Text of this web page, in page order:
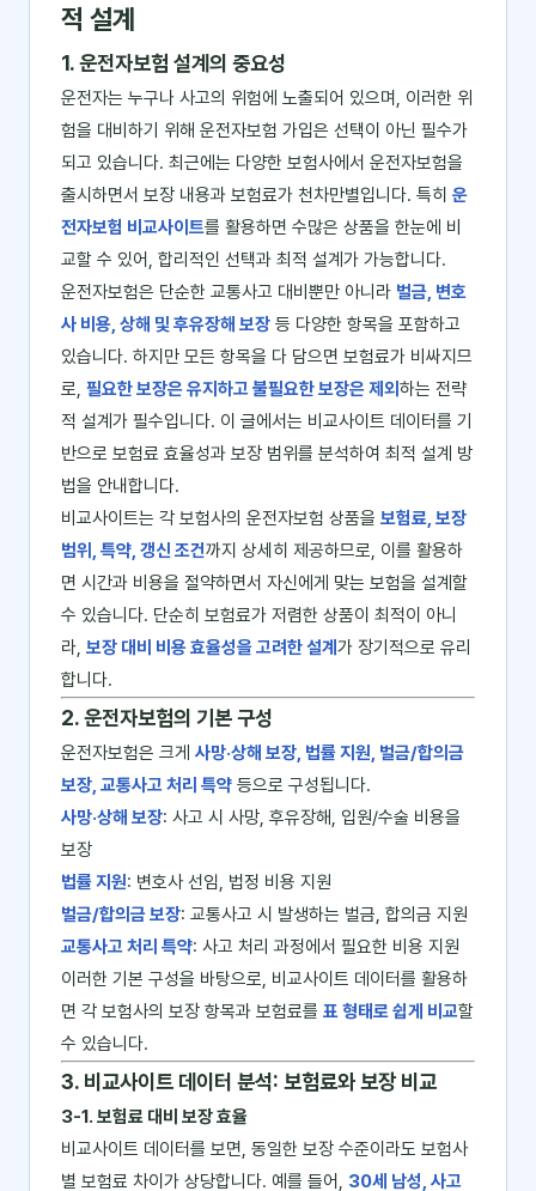
적 설계
1. 운전자보험 설계의 중요성
운전자는 누구나 사고의 위험에 노출되어 있으며, 이러한 위
험을 대비하기 위해 운전자보험 가입은 선택이 아닌 필수가
되고 있습니다. 최근에는 다양한 보험사에서 운전자보험을
출시하면서 보장 내용과 보험료가 천차만별입니다. 특히 운
전자보험 비교사이트를 활용하면 수많은 상품을 한눈에 비
교할 수 있어, 합리적인 선택과 최적 설계가 가능합니다.
운전자보험은 단순한 교통사고 대비뿐만 아니라 벌금, 변호
사 비용, 상해 및 후유장해 보장 등 다양한 항목을 포함하고
있습니다. 하지만 모든 항목을 다 담으면 보험료가 비싸지므
로, 필요한 보장은 유지하고 불필요한 보장은 제외 하는 전략
적 설계가 필수입니다. 이 글에서는 비교사이트 데이터를 기
반으로 보험료 효율성과 보장 범위를 분석하여 최적 설계 방
법을 안내합니다.
비교사이트는 각 보험사의 운전자보험 상품을 보험료, 보장
범위, 특약, 갱신 조건까지 상세히 제공하므로, 이를 활용하
면 시간과 비용을 절약하면서 자신에게 맞는 보험을 설계할
수 있습니다. 단순히 보험료가 저렴한 상품이 최적이 아니
라, 보장 대비 비용 효율성을 고려한 설계 가 장기적으로 유리
합니다.
2. 운전자보험의 기본 구성
운전자보험은 크게 사망·상해 보장, 법률 지원, 벌금/합의금
보장, 교통사고 처리 특약 등으로 구성됩니다.
사망·상해 보장: 사고 시 사망, 후유장해, 입원/수술 비용을
보장
법률 지원: 변호사 선임, 법정 비용 지원
벌금/합의금 보장: 교통사고 시 발생하는 벌금, 합의금 지원
교통사고 처리 특약: 사고 처리 과정에서 필요한 비용 지원
이러한 기본 구성을 바탕으로, 비교사이트 데이터를 활용하
면 각 보험사의 보장 항목과 보험료를 표 형태로 쉽게 비교할
수 있습니다.
3. 비교사이트 데이터 분석: 보험료와 보장 비교
3-1. 보험료 대비 보장 효율
비교사이트 데이터를 보면, 동일한 보장 수준이라도 보험사
별 보험료 차이가 상당합니다. 예를 들어, 30세 남성, 사고